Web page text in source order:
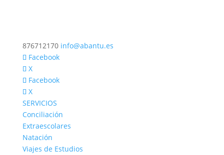
876712170 info@abantu.es
Facebook
X
Facebook
X
SERVICIOS
Conciliación
Extraescolares
Natación
Viajes de Estudios